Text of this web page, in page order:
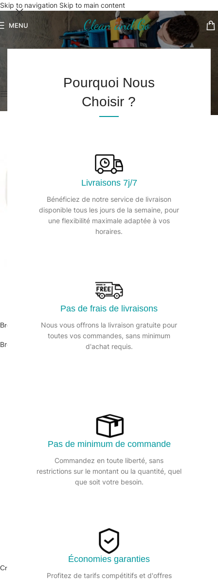
Pourquoi Nous
Choisir ?
Livraisons 7j/7
Bénéficiez de notre service de livraison
disponible tous les jours de la semaine, pour
une flexibilité maximale adaptée à vos
horaires.
Pas de frais de livraisons
Nous vous offrons la livraison gratuite pour
toutes vos commandes, sans minimum
d'achat requis.
Pas de minimum de commande
Commandez en toute liberté, sans
restrictions sur le montant ou la quantité, quel
que soit votre besoin.
Économies garanties
Profitez de tarifs compétitifs et d'offres
Skip to navigation Skip to main content
MENU
Brosse à ongles double face 8cm
Brosse
Crème lavante mains nacrée – 0624 – Bidon 5L